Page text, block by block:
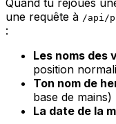
une requête à /api/
:
Les noms des
position
Ton nom de
base de mains)
La date de la